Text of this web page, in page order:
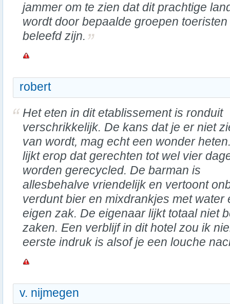
jammer om te zien dat dit prachtige
wordt door bepaalde groepen
beleefd zijn.
robert
Het eten in dit etablissement is ronduit
verschrikkelijk. De kans dat je er niet
van wordt, mag echt een wonder
lijkt erop dat gerechten tot wel vier
worden gerecycled. De barman is
allesbehalve vriendelijk en vertoont
verdunt bier en mixdrankjes met water
eigen zak. De eigenaar lijkt totaal niet
zaken. Een verblijf in dit hotel zou ik
eerste indruk is alsof je een louche
v. nijmegen